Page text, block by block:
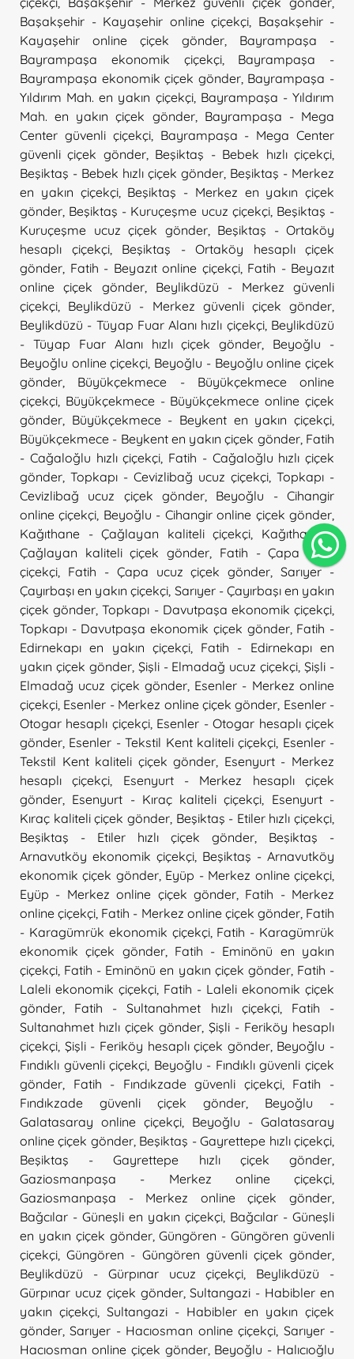
Başakşehir - Kayaşehir online çiçekçi
Başakşehir -
Kayaşehir online çiçek gönder
Bayrampaşa -
Bayrampaşa ekonomik çiçekçi, Bayrampaşa -
Bayrampaşa ekonomik çiçek gönder, Bayrampaşa -
Yıldırım Mah. en yakın çiçekçi, Bayrampaşa - Yıldırım
Mah. en yakın çiçek gönder, Bayrampaşa - Mega
Center güvenli çiçekçi, Bayrampaşa - Mega Center
güvenli çiçek gönder, Beşiktaş - Bebek hızlı çiçekçi
Beşiktaş - Bebek hızlı çiçek gönder Beşiktaş - Merkez
en yakın çiçekçi, Beşiktaş - Merkez en yakın çiçek
gönder Beşiktaş - Kuruçeşme ucuz çiçekçi, Beşiktaş -
Kuruçeşme ucuz çiçek gönder, Beşiktaş - Ortaköy
hesaplı çiçekçi, Beşiktaş - Ortaköy hesaplı çiçek
gönder Fatih - Beyazıt online çiçekçi, Fatih - Beyazıt
online çiçek gönder, Beylikdüzü - Merkez güvenli
çiçekçi
Beylikdüzü - Merkez güvenli çiçek gönder
Beylikdüzü - Tüyap Fuar Alanı hızlı çiçekçi, Beylikdüzü
- Tüyap Fuar Alanı hızlı çiçek gönder
Beyoğlu -
Beyoğlu online çiçekçi Beyoğlu - Beyoğlu online çiçek
gönder
Büyükçekmece - Büyükçekmece online
çiçekçi Büyükçekmece - Büyükçekmece online çiçek
gönder
Büyükçekmece - Beykent en yakın çiçekçi
Büyükçekmece - Beykent en yakın çiçek gönder, Fatih
- Cağaloğlu hızlı çiçekçi Fatih - Cağaloğlu hızlı çiçek
gönder Topkapı - Cevizlibağ ucuz çiçekçi Topkapı -
Cevizlibağ ucuz çiçek gönder
Beyoğlu - Cihangir
online çiçekçi Beyoğlu - Cihangir online çiçek gönder
Kağıthane - Çağlayan kaliteli çiçekçi
Kağıthane -
Çağlayan kaliteli çiçek gönder
Fatih - Çapa ucuz
çiçekçi
Fatih - Çapa ucuz çiçek gönder ,Sarıyer -
Çayırbaşı en yakın çiçekçi Sarıyer - Çayırbaşı en yakın
çiçek gönder ,Topkapı - Davutpaşa ekonomik çiçekçi
Topkapı - Davutpaşa ekonomik çiçek gönder, Fatih -
Edirnekapı en yakın çiçekçi, Fatih - Edirnekapı en
yakın çiçek gönder, Şişli - Elmadağ ucuz çiçekçi ,Şişli -
Elmadağ ucuz çiçek gönder, Esenler - Merkez online
çiçekçi Esenler - Merkez online çiçek gönder Esenler -
Otogar hesaplı çiçekçi, Esenler - Otogar hesaplı çiçek
gönder Esenler - Tekstil Kent kaliteli çiçekçi Esenler -
Tekstil Kent kaliteli çiçek gönder Esenyurt - Merkez
hesaplı çiçekçi
Esenyurt - Merkez hesaplı çiçek
gönder
Esenyurt - Kıraç kaliteli çiçekçi
Esenyurt -
Kıraç kaliteli çiçek gönder, Beşiktaş - Etiler hızlı çiçekçi
Beşiktaş - Etiler hızlı çiçek gönder
Beşiktaş -
Arnavutköy ekonomik çiçekçi Beşiktaş - Arnavutköy
ekonomik çiçek gönder, Eyüp - Merkez online çiçekçi
Eyüp - Merkez online çiçek gönder, Fatih - Merkez
online çiçekçi Fatih - Merkez online çiçek gönder, Fatih
- Karagümrük ekonomik çiçekçi, Fatih - Karagümrük
ekonomik çiçek gönder, Fatih - Eminönü en yakın
çiçekçi Fatih - Eminönü en yakın çiçek gönder, Fatih -
Laleli ekonomik çiçekçi Fatih - Laleli ekonomik çiçek
gönder
Fatih - Sultanahmet hızlı çiçekçi, Fatih -
Sultanahmet hızlı çiçek gönder Şişli - Feriköy hesaplı
çiçekçi Şişli - Feriköy hesaplı çiçek gönder, Beyoğlu -
Fındıklı güvenli çiçekçi Beyoğlu - Fındıklı güvenli çiçek
gönder
Fatih - Fındıkzade güvenli çiçekçi, Fatih -
Fındıkzade güvenli çiçek gönder
Beyoğlu -
Galatasaray online çiçekçi
Beyoğlu - Galatasaray
online çiçek gönder, Beşiktaş - Gayrettepe hızlı çiçekçi
Beşiktaş - Gayrettepe hızlı çiçek gönder
Gaziosmanpaşa - Merkez online çiçekçi
Gaziosmanpaşa - Merkez online çiçek gönder
Bağcılar - Güneşli en yakın çiçekçi Bağcılar - Güneşli
en yakın çiçek gönder,Güngören - Güngören güvenli
çiçekçi ,Güngören - Güngören güvenli çiçek gönder
Beylikdüzü - Gürpınar ucuz çiçekçi
Beylikdüzü -
Gürpınar ucuz çiçek gönder,Sultangazi - Habibler en
yakın çiçekçi Sultangazi - Habibler en yakın çiçek
gönder ,Sarıyer - Hacıosman online çiçekçi Sarıyer -
Hacıosman online çiçek gönder, Beyoğlu - Halıcıoğlu